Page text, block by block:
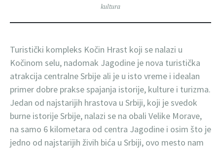
kultura
Turistički kompleks Kočin Hrast koji se nalazi u
Kočinom selu, nadomak Jagodine je nova turistička
atrakcija centralne Srbije ali je u isto vreme i idealan
primer dobre prakse spajanja istorije, kulture i turizma.
Jedan od najstarijih hrastova u Srbiji, koji je svedok
burne istorije Srbije, nalazi se na obali Velike Morave,
na samo 6 kilometara od centra Jagodine i osim što je
jedno od najstarijih živih bića u Srbiji, ovo mesto nam